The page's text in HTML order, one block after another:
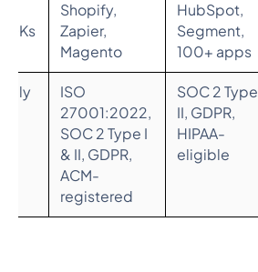
HubSpot,
Segment,
100+ apps
Shopify,
Zapier,
Magento
SOC 2 Type
II, GDPR,
HIPAA-
eligible
ISO
27001:2022,
SOC 2 Type I
& II, GDPR,
ACM-
registered